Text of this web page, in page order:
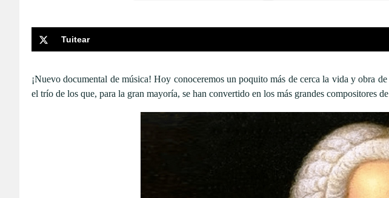
Tuitear
¡Nuevo documental de música! Hoy conoceremos un poquito más de cerca la vida y obra de
el trío de los que, para la gran mayoría, se han convertido en los más grandes compositores de